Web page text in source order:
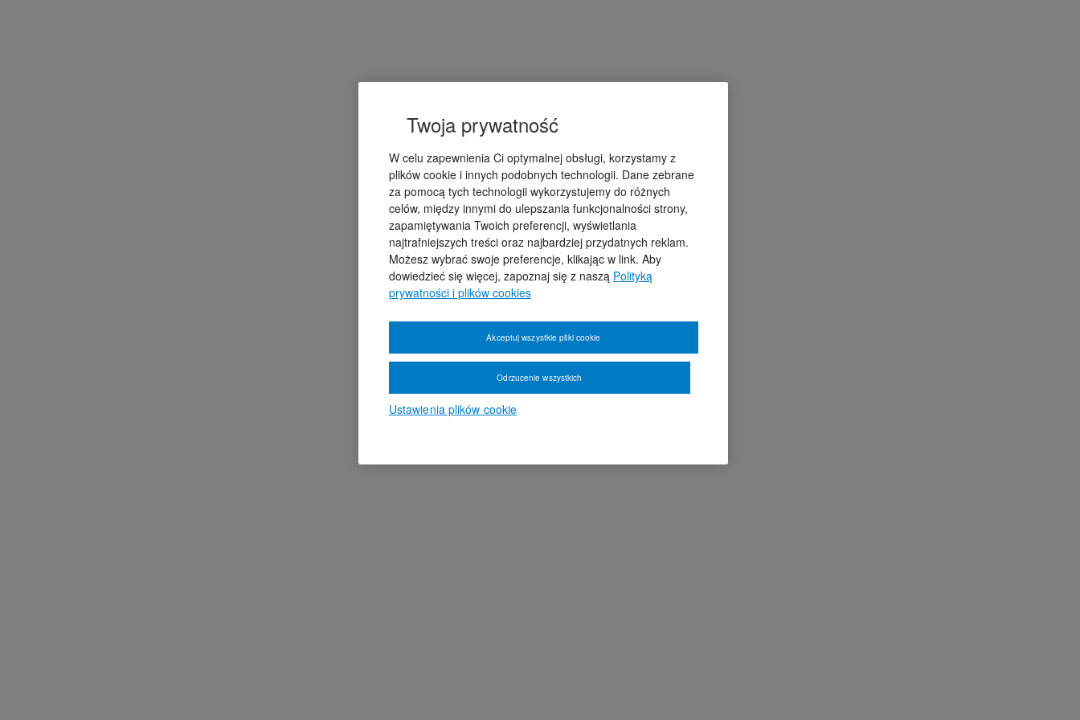
Twoja prywatność
W celu zapewnienia Ci optymalnej obsługi, korzystamy z
plików cookie i innych podobnych technologii. Dane zebrane
za pomocą tych technologii wykorzystujemy do różnych
celów, między innymi do ulepszania funkcjonalności strony,
zapamiętywania Twoich preferencji, wyświetlania
najtrafniejszych treści oraz najbardziej przydatnych reklam.
Możesz wybrać swoje preferencje, klikając w link. Aby
dowiedzieć się więcej, zapoznaj się z naszą Polityką
prywatności i plików cookies
Ustawienia plików cookie
Odrzucenie wszystkich
Akceptuj wszystkie pliki cookie